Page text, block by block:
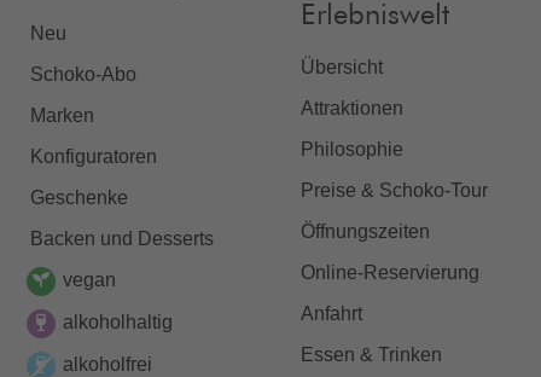
Neu
Schoko-Abo
Marken
Konfiguratoren
Geschenke
Backen und Desserts
vegan
alkoholhaltig
alkoholfrei
Erlebniswelt
Übersicht
Attraktionen
Philosophie
Preise & Schoko-Tour
Öffnungszeiten
Online-Reservierung
Anfahrt
Essen & Trinken